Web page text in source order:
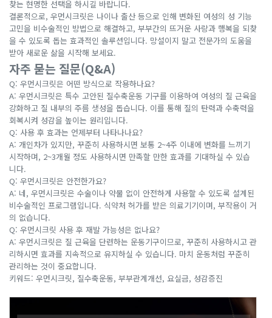
찾는 현명한 선택을 하시길 바랍니다.
결론적으로, 우먼시크릿은 나이나 출산 등으로 인해 변화된 여성의 성 기능
고민을 비수술적인 방법으로 해결하고, 부부간의 뜨거운 사랑과 행복을 되찾
을 수 있도록 돕는 효과적인 솔루션입니다. 망설이지 말고 전문가의 도움을
받아 새로운 삶을 시작해 보세요.
자주 묻는 질문(Q&A)
Q: 우먼시크릿은 어떤 방식으로 작용하나요?
A: 우먼시크릿은 특수 고안된 질수축운동 기구를 이용하여 여성의 질 근육을
강화하고 질 내부의 주름 생성을 돕습니다. 이를 통해 질의 탄력과 수축력을
회복시켜 성감을 높이는 원리입니다.
Q: 사용 후 효과는 언제부터 나타나나요?
A: 개인차가 있지만, 꾸준히 사용하시면 보통 2~4주 이내에 변화를 느끼기
시작하며, 2~3개월 정도 사용하시면 만족할 만한 효과를 기대하실 수 있습
니다.
Q: 우먼시크릿은 안전한가요?
A: 네, 우먼시크릿은 수술이나 약물 없이 안전하게 사용할 수 있도록 설계된
비수술적인 프로그램입니다. 식약처 허가를 받은 의료기기이며, 부작용이 거
의 없습니다.
Q: 우먼시크릿 사용 후 재발 가능성은 없나요?
A: 우먼시크릿은 질 근육을 단련하는 운동기구이므로, 꾸준히 사용하시고 관
리하시면 효과를 지속적으로 유지하실 수 있습니다. 마치 운동처럼 꾸준히
관리하는 것이 중요합니다.
키워드: 우먼시크릿, 질수축운동, 부부관계개선, 요실금, 성감증진